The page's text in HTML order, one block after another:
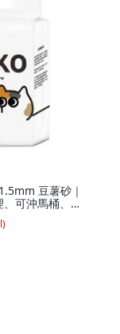
豆薯砂｜
可沖馬桶、環
)